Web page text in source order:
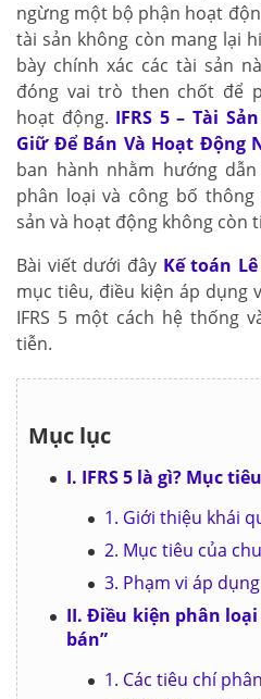
ngừng một bộ phận hoạt
tài sản không còn mang lại
bày chính xác các tài sản
đóng vai trò then chốt để
hoạt động. IFRS 5 – Tài
Giữ Để Bán Và Hoạt Động
ban hành nhằm hướng
phân loại và công bố
sản và hoạt động không còn
Bài viết dưới đây Kế toán
mục tiêu, điều kiện áp dụng
IFRS 5 một cách hệ thống
tiễn.
Mục lục
I. IFRS 5 là gì? Mục
1. Giới thiệu khái
2. Mục tiêu của
3. Phạm vi áp dụng
II. Điều kiện phân
bán”
1. Các tiêu chí